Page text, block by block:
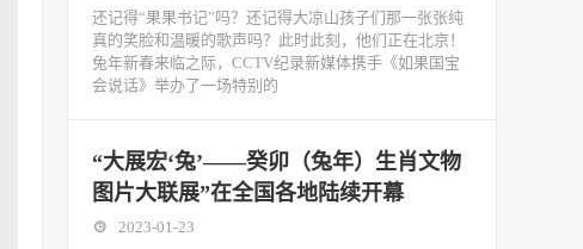
还记得“果果书记”吗？还记得大凉山孩子们那一张张纯
真的笑脸和温暖的歌声吗？此时此刻，他们正在北京！
兔年新春来临之际，CCTV纪录新媒体携手《如果国宝
会说话》举办了一场特别的
“大展宏‘兔’——癸卯（兔年）生肖文物
图片大联展”在全国各地陆续开幕
2023-01-23